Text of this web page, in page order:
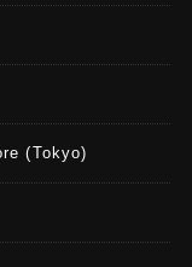
(Tokyo)